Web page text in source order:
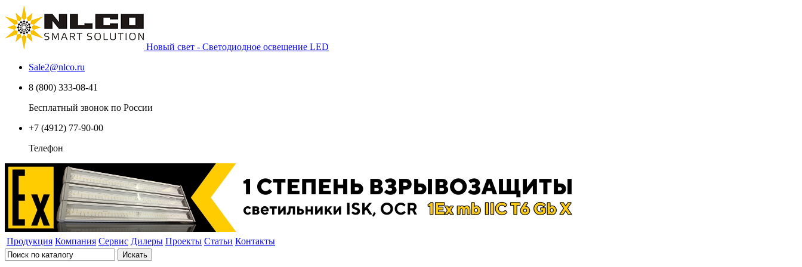
Новый свет - Светодиодное освещение LED
Sale2@nlco.ru
8 (800) 333-08-41
Бесплатный звонок по России
+7 (4912) 77-90-00
Телефон
Продукция Компания Сервис Дилеры Проекты Статьи Контакты